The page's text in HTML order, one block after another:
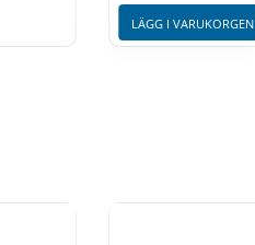
LÄGG I VARUKORGEN